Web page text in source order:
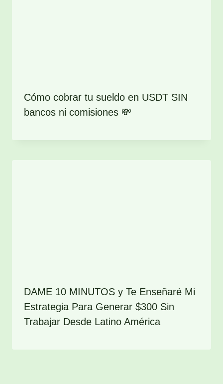
Cómo cobrar tu sueldo en USDT SIN
bancos ni comisiones 💸
DAME 10 MINUTOS y Te Enseñaré Mi
Estrategia Para Generar $300 Sin
Trabajar Desde Latino América